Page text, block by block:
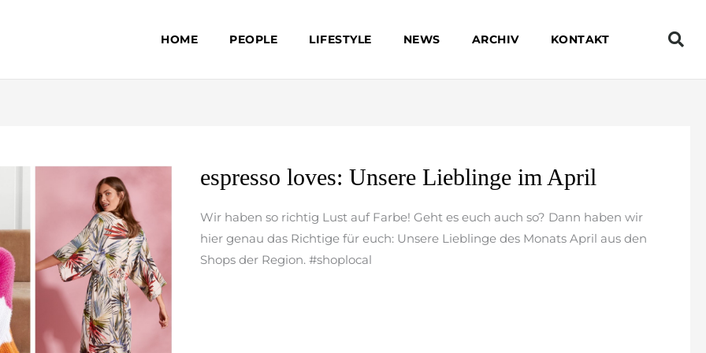
HOME PEOPLE LIFESTYLE NEWS ARCHIV KONTAKT
espresso loves: Unsere Lieblinge im April
Wir haben so richtig Lust auf Farbe! Geht es euch auch so? Dann haben wir
hier genau das Richtige für euch: Unsere Lieblinge des Monats April aus den
Shops der Region. #shoplocal
espresso
loves:
Unsere
Lieblinge
im